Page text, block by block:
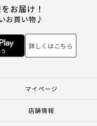
お届け！
お買い物♪
詳しくはこちら
マイページ
店舗情報